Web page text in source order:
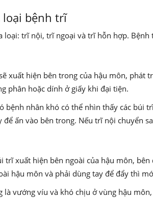
loại bệnh trĩ
loại: trĩ nội, trĩ ngoại và trĩ hỗn hợp.
xuất hiện bên trong của hậu môn,
phân hoặc dính ở giấy khi đại tiện.
bệnh nhân khó có thể nhìn thấy các búi
ấn vào bên trong. Nếu trĩ nội chuyển
trĩ xuất hiện bên ngoài của hậu môn,
hậu môn và phải dùng tay để đẩy thì
vướng víu và khó chịu ở vùng hậu